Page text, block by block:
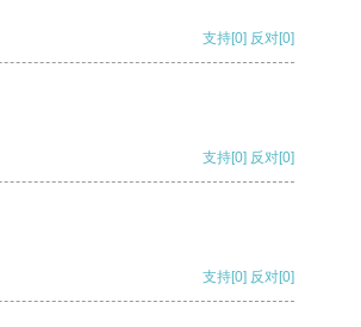
支持[0] 反对[0]
支持[0] 反对[0]
支持[0] 反对[0]